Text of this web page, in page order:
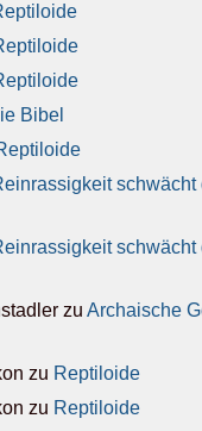
Bibel
zu Archai­sche
zu Rep­ti­lo­ide
zu Rep­ti­lo­ide